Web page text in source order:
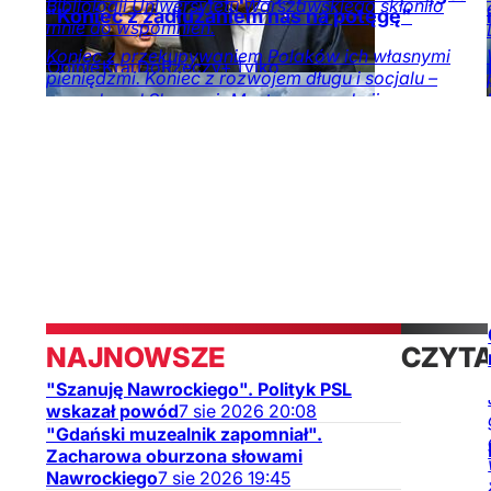
Bibliologii Uniwersytetu Warszawskiego skłoniło
mnie do wspomnień.
OpinieKrajDoRzeczy+Tylko
na DoRzeczy.pl
"Koniec z zadłużaniem nas na potęgę"
Koniec z przekupywaniem Polaków ich własnymi
pieniędzmi. Koniec z rozwojem długu i socjalu –
zaapelował Sławomir Mentzen w reakcji na
NAJNOWSZE
"Szanuję Nawrockiego". Polityk PSL
wskazał powód7 sie 2026 20:08
"Gdański muzealnik zapomniał".
Zacharowa oburzona słowami
Nawrockiego7 sie 2026 19:45
TAKŻE